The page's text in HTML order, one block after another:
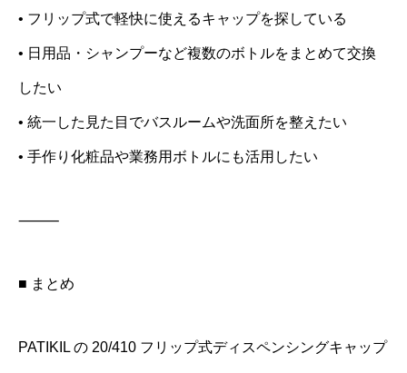
• フリップ式で軽快に使えるキャップを探している
• 日用品・シャンプーなど複数のボトルをまとめて交換
したい
• 統一した見た目でバスルームや洗面所を整えたい
• 手作り化粧品や業務用ボトルにも活用したい
⸻
■ まとめ
PATIKIL の 20/410 フリップ式ディスペンシングキャップ